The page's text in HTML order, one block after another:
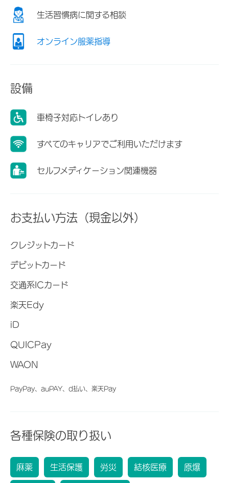
生活習慣病に関する相談
オンライン服薬指導
設備
車椅子対応トイレあり
すべてのキャリアでご利用いただけます
セルフメディケーション関連機器
お支払い方法（現金以外）
クレジットカード
デビットカード
交通系ICカード
楽天Edy
iD
QUICPay
WAON
PayPay、auPAY、d払い、楽天Pay
各種保険の取り扱い
麻薬 生活保護 労災 結核医療 原爆